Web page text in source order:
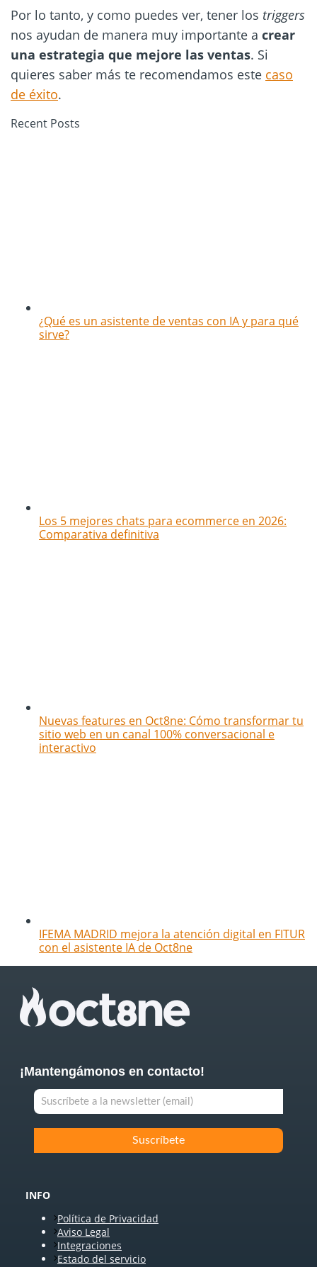
Por lo tanto, y como puedes ver, tener los triggers
nos ayudan de manera muy importante a crear
una estrategia que mejore las ventas. Si
quieres saber más te recomendamos este caso
de éxito.
Recent Posts
¿Qué es un asistente de ventas con IA y para qué
sirve?
Los 5 mejores chats para ecommerce en 2026:
Comparativa definitiva
Nuevas features en Oct8ne: Cómo transformar tu
sitio web en un canal 100% conversacional e
interactivo
IFEMA MADRID mejora la atención digital en FITUR
con el asistente IA de Oct8ne
¡Mantengámonos en contacto!
INFO
Política de Privacidad
Aviso Legal
Integraciones
Estado del servicio